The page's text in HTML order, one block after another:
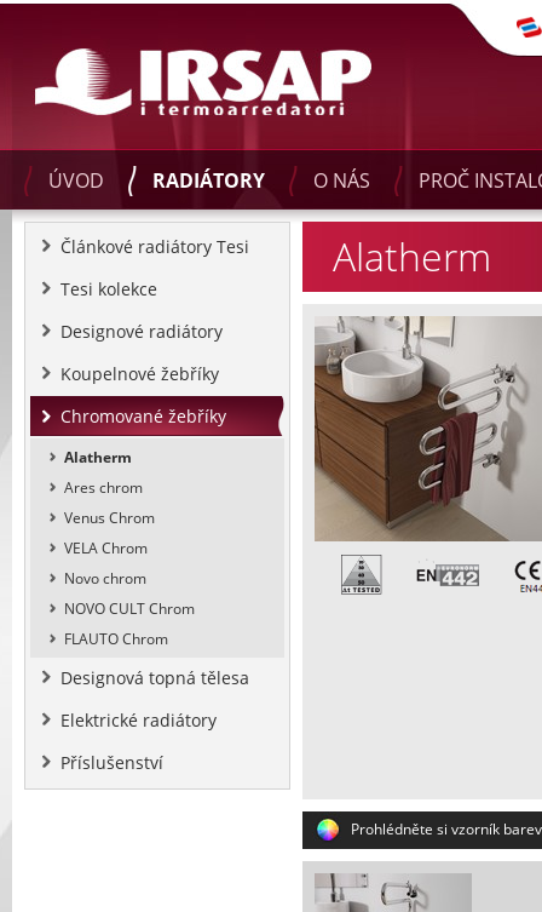
ÚVOD RADIÁTORY O NÁS PROČ
Článkové radiátory Tesi
Tesi kolekce
Designové radiátory
Koupelnové žebříky
Chromované žebříky
Alatherm
Ares chrom
Venus Chrom
VELA Chrom
Novo chrom
NOVO CULT Chrom
FLAUTO Chrom
Designová topná tělesa
Elektrické radiátory
Příslušenství
Alatherm
Prohlédněte si vzorník